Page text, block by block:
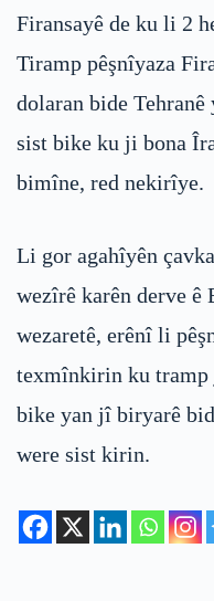
Firansayê de ku li 2
Tiramp pêşnîyaza
dolaran bide
sist bike ku ji bona
bimîne, red nekirîye.
Li gor agahîyên
wezîrê karên derve ê
wezaretê, erênî li
texmînkirin ku tramp
bike yan jî biryarê
were sist kirin.